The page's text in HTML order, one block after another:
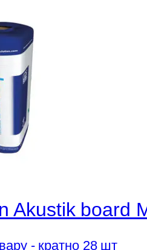
Akustik
- кратно 28 шт